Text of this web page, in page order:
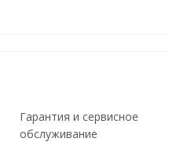
Гарантия и сервисное
обслуживание